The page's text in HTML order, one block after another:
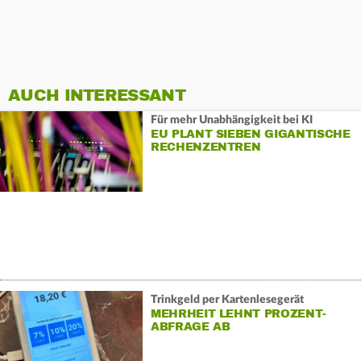
AUCH INTERESSANT
Für mehr Unabhängigkeit bei KI
EU PLANT SIEBEN GIGANTISCHE
RECHENZENTREN
Trinkgeld per Kartenlesegerät
MEHRHEIT LEHNT PROZENT-
ABFRAGE AB